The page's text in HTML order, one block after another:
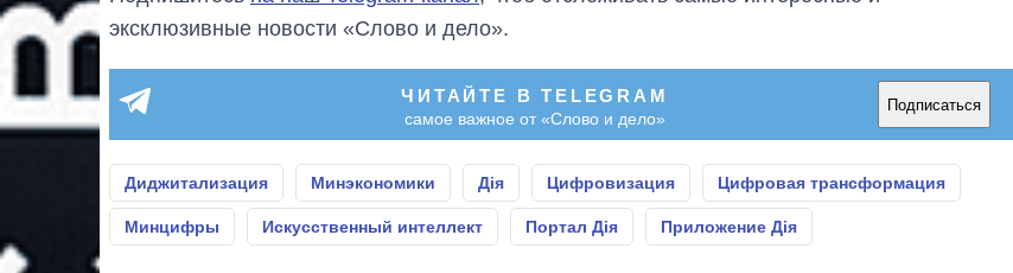
эксклюзивные новости «Слово и дело».
ЧИТАЙТЕ В TELEGRAM
самое важное от «Слово и дело»
Подписаться
Диджитализация Минэкономики Дія Цифровизация Цифровая трансформация
Минцифры Искусственный интеллект Портал Дія Приложение Дія